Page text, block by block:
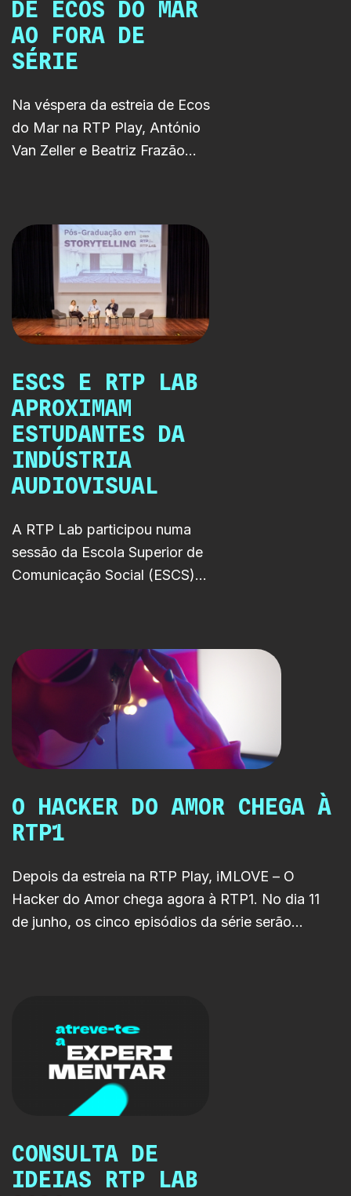
DE ECOS DO MAR
AO FORA DE
SÉRIE
Na véspera da estreia de Ecos
do Mar na RTP Play, António
Van Zeller e Beatriz Frazão
segundas oportunidades e o
desafio de interpretar as
versões jovens de Armindo e
Aurora, personagens que
ganham uma nova dimensão ao
ESCS E RTP LAB
APROXIMAM
ESTUDANTES DA
INDÚSTRIA
AUDIOVISUAL
A RTP Lab participou numa
sessão da Escola Superior de
Comunicação Social (ESCS)
indústria audiovisual e
estudantes para uma tarde de
partilha sobre criação,
produção e realização de
conteúdos para televisão,
O HACKER DO AMOR CHEGA À
RTP1
Depois da estreia na RTP Play, iMLOVE – O
Hacker do Amor chega agora à RTP1. No dia 11
de junho, os cinco episódios da série serão
CONSULTA DE
IDEIAS RTP LAB